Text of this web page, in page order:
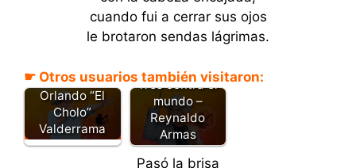
cuando fui a cerrar sus ojos
le brotaron sendas lágrimas.
☛ Otros usuarios también visitaron:
caballo -
Orlando “El
Cholo”
Valderrama
Tres contra el
mundo –
Reynaldo
Armas
Pasó la brisa